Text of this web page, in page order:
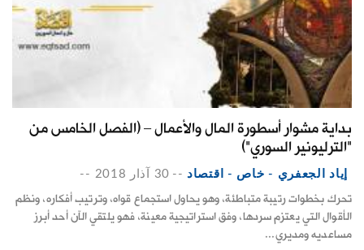
بداية مشوار أسطورة المال والأعمال – (الفصل الخامس من
"الترليونير السوري")
إياد الجعفري - خاص - اقتصاد -- 30 آذار 2018 --
تحرك بخطوات رتيبة متباطئة، وهو يحاول استجماع قواه، وترتيب أفكاره، ونظم
الأقوال التي يعتزم سردها، وفق استراتيجية معينة، فهو يلتقي الآن أحد أبرز
مساعديه ومديري...